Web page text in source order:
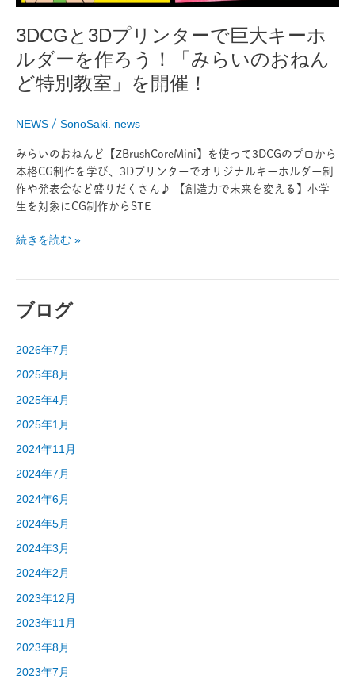
3DCGと3Dプリンターで巨大キーホ
ルダーを作ろう！「みらいのおねん
ど特別教室」を開催！
NEWS / SonoSaki. news
みらいのおねんど【ZBrushCoreMini】を使って3DCGのプロから
本格CG制作を学び、3Dプリンターでオリジナルキーホルダー制
作や発表会など盛りだくさん♪ 【創造力で未来を変える】小学
生を対象にCG制作からSTE
大
ー
ホ
ル
ダ
を
作
ろ
う！
「み
い
ん
ど
別
教
開
催！
続きを読む »
ブログ
2026年7月
2025年8月
2025年4月
2025年1月
2024年11月
2024年7月
2024年6月
2024年5月
2024年3月
2024年2月
2023年12月
2023年11月
2023年8月
2023年7月